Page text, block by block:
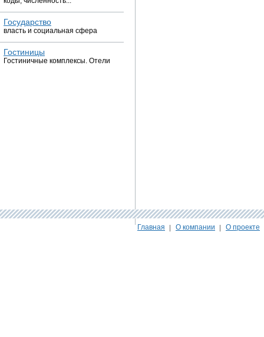
Государство
власть и социальная сфера
Гостиницы
Гостиничные комплексы. Отели
Главная О компании О проекте